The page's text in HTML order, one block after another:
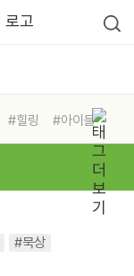
#힐링
#아이들
#묵상